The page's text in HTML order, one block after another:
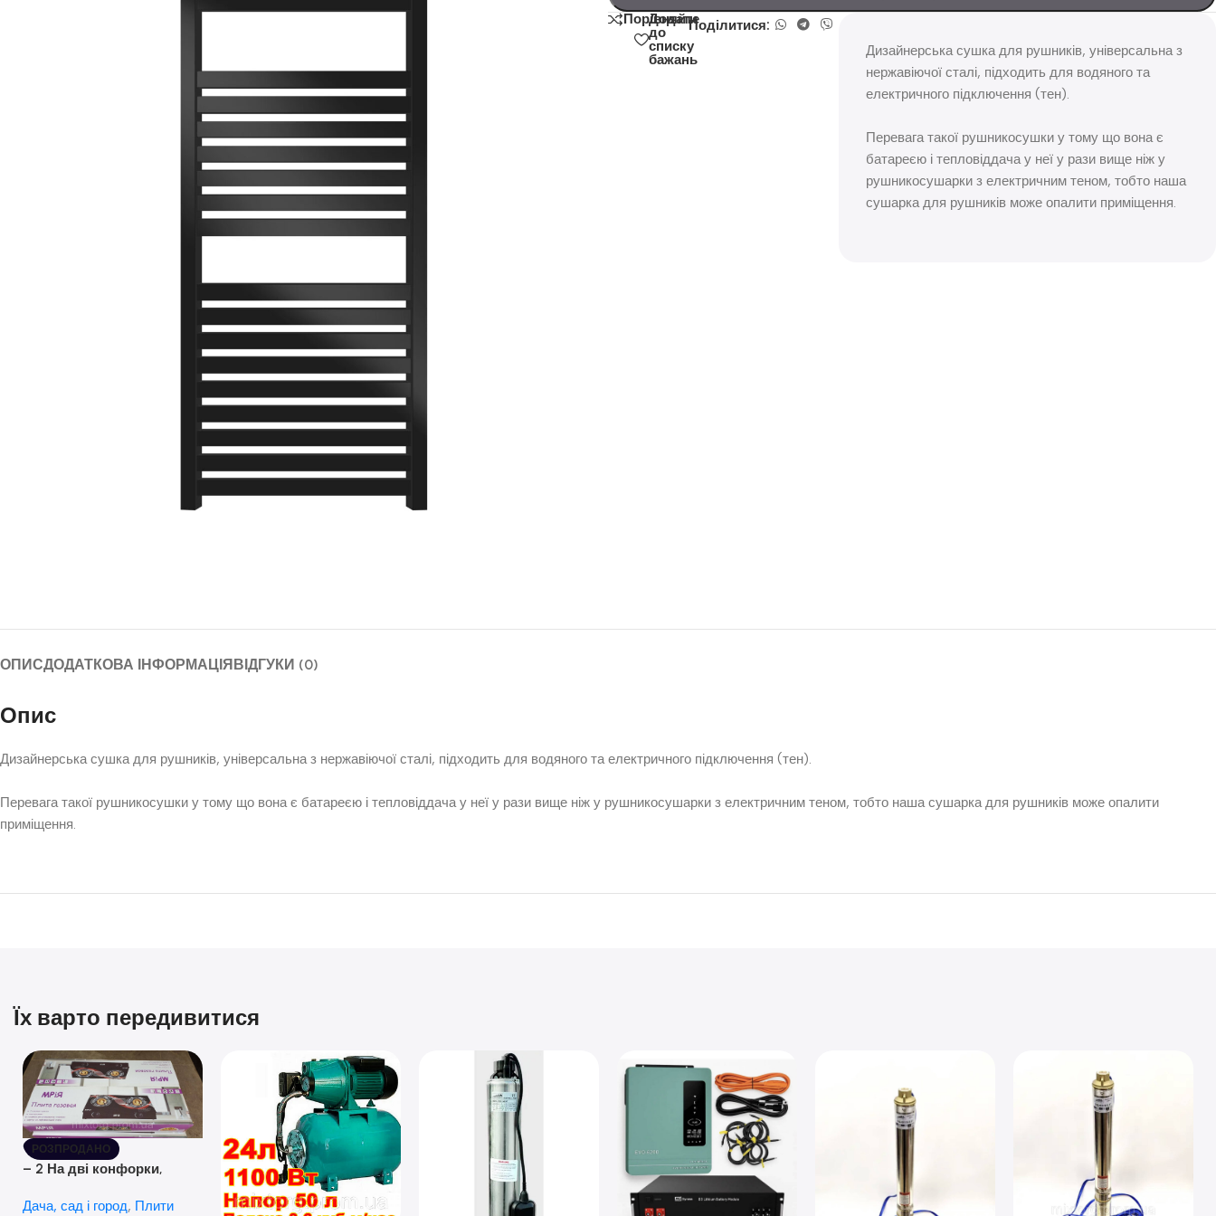
Порівняйте
Додати
до
списку
бажань
Поділитися:
Дизайнерська сушка для рушників, універсальна з
нержавіючої сталі, підходить для водяного та
електричного підключення (тен).
Перевага такої рушникосушки у тому що вона є
батареєю і тепловіддача у неї у рази вище ніж у
рушникосушарки з електричним теном, тобто наша
сушарка для рушників може опалити приміщення.
ОПИСДОДАТКОВА ІНФОРМАЦІЯ ВІДГУКИ (0)
Опис
Дизайнерська сушка для рушників, універсальна з нержавіючої сталі, підходить для водяного та електричного підключення (тен).
Перевага такої рушникосушки у тому що вона є батареєю і тепловіддача у неї у рази вище ніж у рушникосушарки з електричним теном, тобто наша сушарка для рушників може опалити
приміщення.
Їх варто передивитися
РОЗПРОДАНО
– 2 На дві конфорки,
розпалюванням.
Дача, сад і город, Плити